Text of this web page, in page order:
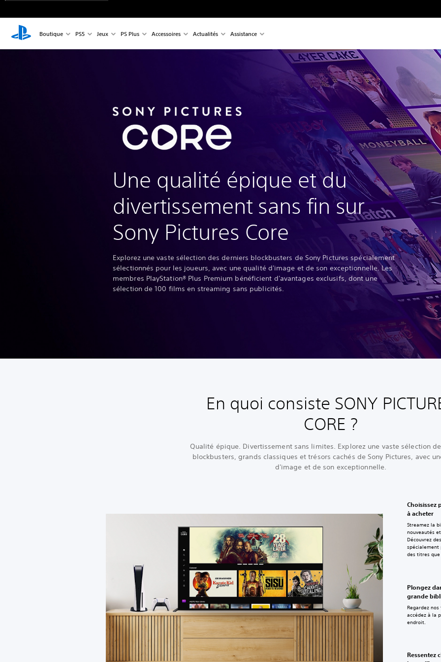
Boutique PS5 Jeux PS Plus Accessoires Actualités Assistance
Une qualité épique et du
divertissement sans fin sur
Sony Pictures Core
Explorez une vaste sélection des derniers blockbusters de Sony Pictures spécialement
sélectionnés pour les joueurs, avec une qualité d'image et de son exceptionnelle. Les
membres PlayStation® Plus Premium bénéficient d'avantages exclusifs, dont une
sélection de 100 films en streaming sans publicités.
En quoi consiste SONY
CORE ?
Qualité épique. Divertissement sans limites. Explorez une vaste sélection
blockbusters, grands classiques et trésors cachés de Sony Pictures, avec
d'image et de son exceptionnelle.
Choisissez
à acheter
Streamez la
nouveautés
Découvrez
spécialement
des titres
Plongez
grande
Regardez
accédez à la
endroit.
Ressentez